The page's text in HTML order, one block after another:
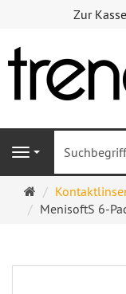
Zur Kasse
Navigation
Startseite
MenisoftS 6-